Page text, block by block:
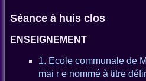
Séance à huis clos
ENSEIGNEMENT
1. Ecole communale de
mai r e nommé à titre